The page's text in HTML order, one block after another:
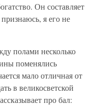
Он составляет
я его не
полами несколько
поменялись
мало отличная от
в великосветской
про бал: